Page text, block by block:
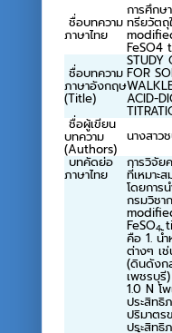
ชื่อบทความ
ภาษาไทย
การศึกษ
ทรียวัตถุ
FeSO4
ชื่อบทความ
ภาษาอังกฤษ
(Title)
STUDY
FOR
ACID-
ชื่อผู้เขียน
บทความ
(Authors)
นางสาว
บทคัดย่อ
ภาษาไทย
การวิจัย
ที่เหมาะ
โดยการ
กรมวิชา
FeSO4
คือ 1. น้
ต่างๆ เ
(ดินดังก
เพชรบุรี
1.0 N โ
ประสิทธิ
ปริมาตร
ประสิทธิ